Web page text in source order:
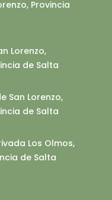
Provincia
Lorenzo,
de Salta
San Lorenzo,
de Salta
Los Olmos,
de Salta